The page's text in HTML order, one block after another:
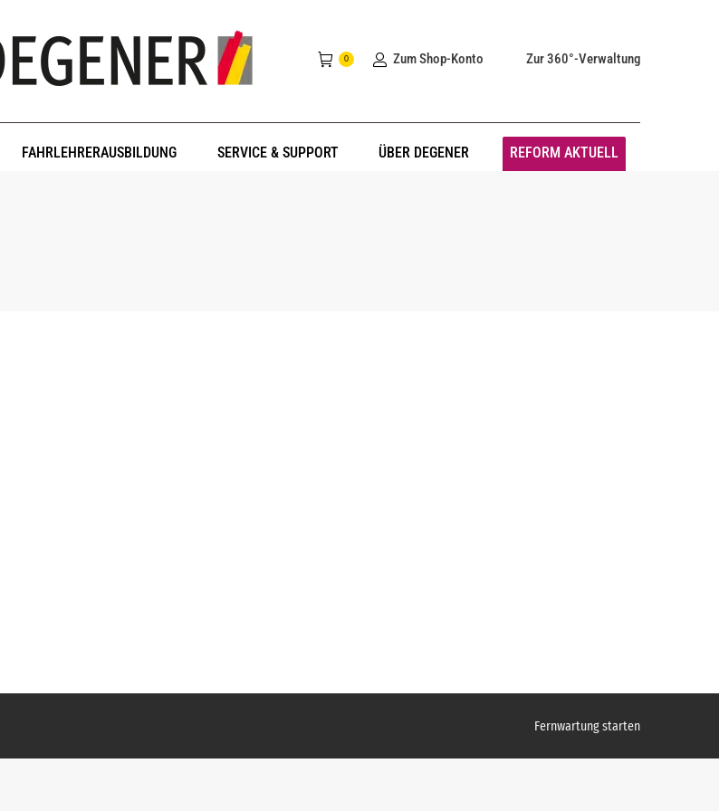
0 Zum Shop-Konto Zur 360°-Verwaltung
FAHRLEHRERAUSBILDUNG SERVICE & SUPPORT ÜBER DEGENER REFORM AKTUELL
Fernwartung starten